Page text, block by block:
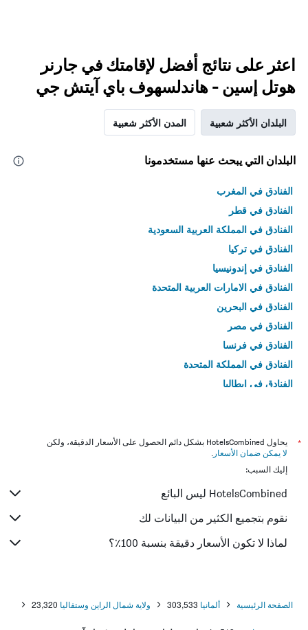
اعثر على نتائج أفضل لإقامتك في جارنر
هوتل إسين - هاندلسهوف باي آيتش جي
البلدان الأكثر شعبية المدن الأكثر شعبية
البلدان التي يبحث عنها مستخدمونا
الفنادق في المغرب
الفنادق في قطر
الفنادق في المملكة العربية السعودية
الفنادق في تركيا
الفنادق في إندونيسيا
الفنادق في الامارات العربية المتحدة
الفنادق في البحرين
الفنادق في مصر
الفنادق في فرنسا
الفنادق في المملكة المتحدة
الفنادق في إيطاليا
*
يحاول HotelsCombined بشكل دائم الحصول على الأسعار الدقيقة، ولكن
لا يمكن ضمان الأسعار .
إليك السبب:
HotelsCombined ليس البائع
نقوم بتجميع الكثير من البيانات لك
لماذا لا تكون الأسعار دقيقة بنسبة 100٪؟
الصفحة الرئيسية ألمانيا 303,533 ولاية شمال الراين وستفاليا 23,320